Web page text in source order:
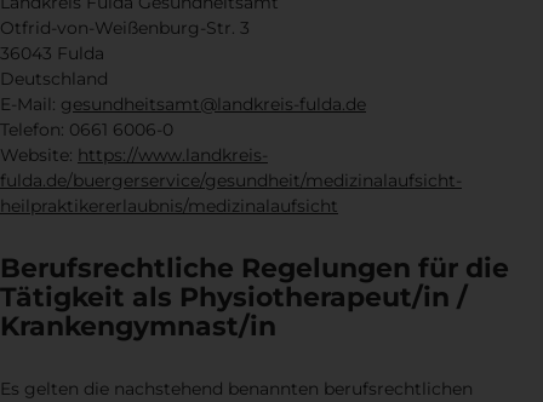
Otfrid-von-Weißenburg-Str. 3
36043 Fulda
Deutschland
E-Mail: gesundheitsamt@landkreis-fulda.de
Telefon: 0661 6006-0
Website: https://www.landkreis-
fulda.de/buergerservice/gesundheit/medizinalaufsicht-
heilpraktikererlaubnis/medizinalaufsicht
Berufsrechtliche Regelungen für die
Tätigkeit als Physiotherapeut/in /
Krankengymnast/in
Es gelten die nachstehend benannten berufsrechtlichen